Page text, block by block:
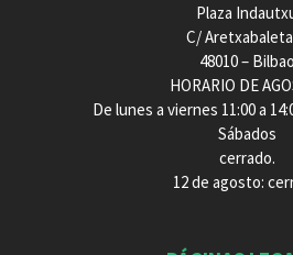
Plaza
C/
48010 – Bilbao
HORARIO DE
De lunes a viernes 11:00 a
Sábados
cerrado.
12 de agosto: